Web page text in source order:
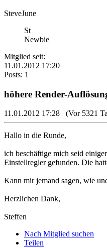
SteveJune
St
Newbie
Mitglied seit:
11.01.2012 17:20
Posts: 1
höhere Render-
11.01.2012 17:28 (Vor 5321
Hallo in die Runde,
ich beschäftige mich seid
Einstellregler gefunden. Die
Kann mir jemand sagen, wie
Herzlichen Dank,
Steffen
Nach Mitglied suchen
Teilen